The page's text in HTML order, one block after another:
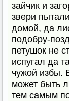
зайчик и
звери
домой, да
подобру-
петушок не
испугал да
чужой избы.
может быть
тем самым